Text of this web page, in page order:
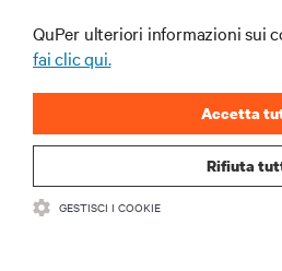
QuPer ulteriori informazioni sui
fai clic qui.
Rifiuta
Accetta
GESTISCI I COOKIE